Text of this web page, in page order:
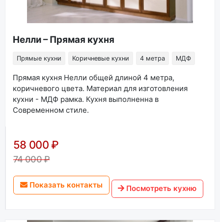
Нелли – Прямая кухня
Прямые кухни Коричневые кухни 4 метра МДФ
Прямая кухня Нелли общей длиной 4 метра,
коричневого цвета. Материал для изготовления
кухни - МДФ рамка. Кухня выполненна в
Современном стиле.
58 000 ₽
74 000 ₽
Показать контакты Посмотреть кухню